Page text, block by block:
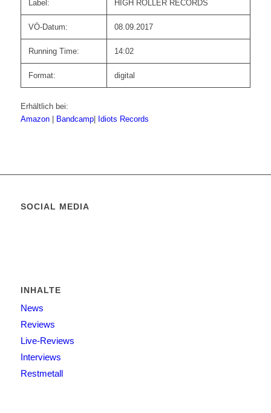
Label: HIGH ROLLER RECORDS
VÖ-Datum: 08.09.2017
Running Time: 14:02
Format: digital
Erhältlich bei:
Amazon
Bandcamp| Idiots Records
SOCIAL MEDIA
INHALTE
News
Reviews
Live-Reviews
Interviews
Restmetall